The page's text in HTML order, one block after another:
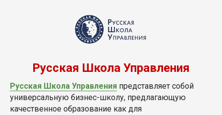
Русская Школа Управления
Русская Школа Управления представляет собой
универсальную бизнес-школу, предлагающую
качественное образование как для